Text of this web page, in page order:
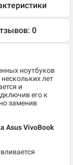
0
ноутбуков
лет
и
его к
заменив
Asus VivoBook